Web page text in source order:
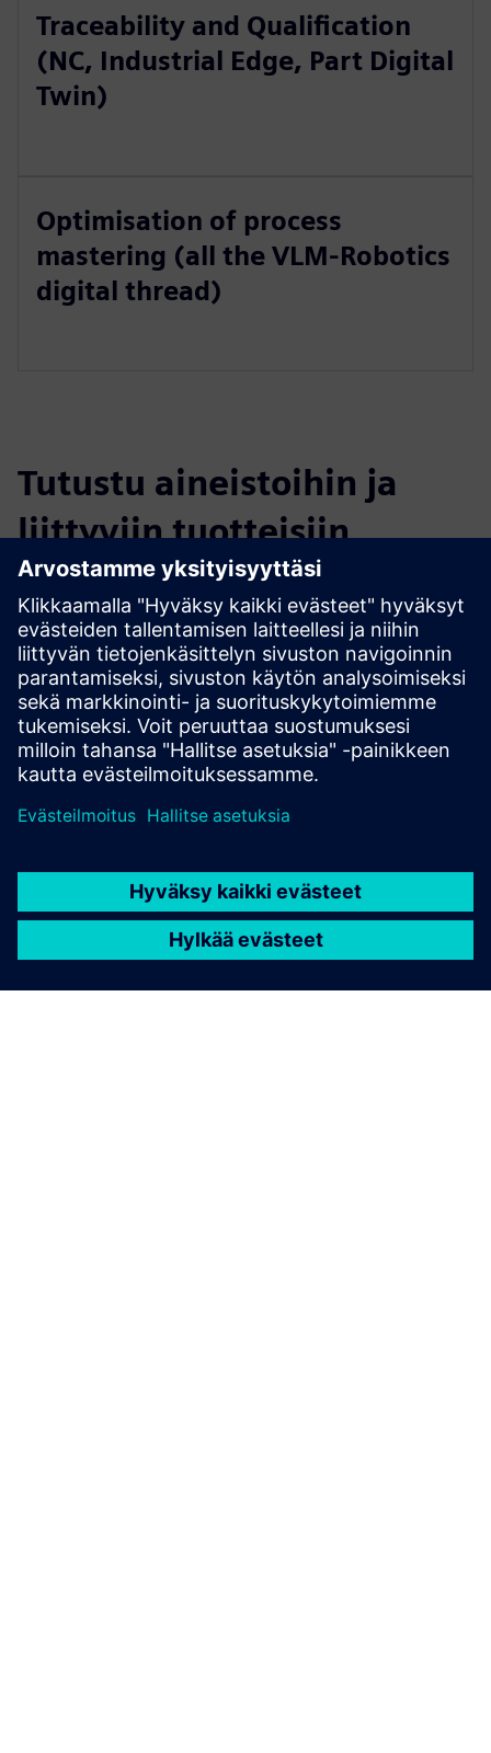
Traceability and Qualification
(NC, Industrial Edge, Part Digital
Twin)
Optimisation of process
mastering (all the VLM-Robotics
digital thread)
Tutustu aineistoihin ja
liittyviin tuotteisiin
Lisätietoja ja aineistoja
VLM-Robotics Digital Thread presentation
Edellytykset